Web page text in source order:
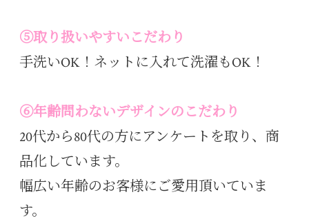
⑤取り扱いやすいこだわり
手洗いOK！ネットに入れて洗濯もOK！
⑥年齢問わないデザインのこだわり
20代から80代の方にアンケートを取り、商
品化しています。
幅広い年齢のお客様にご愛用頂いていま
す。